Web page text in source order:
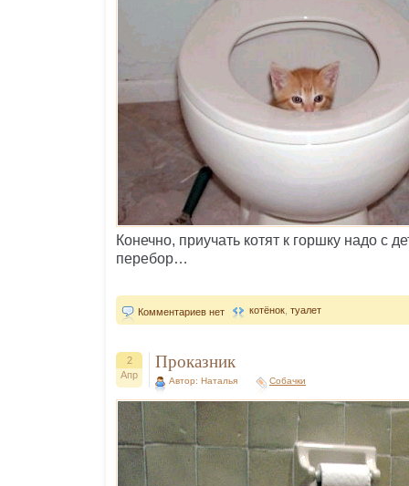
Конечно, приучать котят к горшку надо с
перебор…
Комментариев нет котёнок туалет
2
Апр
Проказник
Автор: Наталья Собачки